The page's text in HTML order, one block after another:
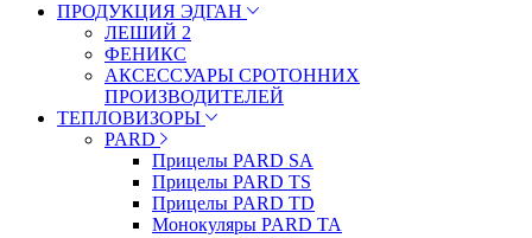
ПРОДУКЦИЯ ЭДГАН
ЛЕШИЙ 2
ФЕНИКС
АКСЕССУАРЫ СРОТОННИХ
ПРОИЗВОДИТЕЛЕЙ
ТЕПЛОВИЗОРЫ
PARD
Прицелы PARD SA
Прицелы PARD TS
Прицелы PARD TD
Монокуляры PARD TA